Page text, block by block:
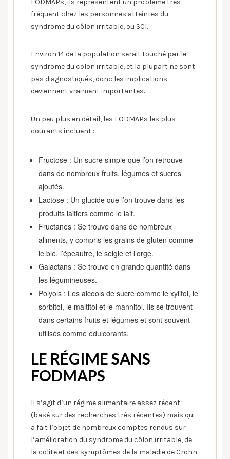
fréquent chez les personnes atteintes du
syndrome du côlon irritable, ou SCI.
Environ 14 de la population serait touché par le
syndrome du colon irritable, et la plupart ne sont
pas diagnostiqués, donc les implications
deviennent vraiment importantes.
Un peu plus en détail, les FODMAPs les plus
courants incluent :
Fructose : Un sucre simple que l’on retrouve
dans de nombreux fruits, légumes et sucres
ajoutés.
Lactose : Un glucide que l’on trouve dans les
produits laitiers comme le lait.
Fructanes : Se trouve dans de nombreux
aliments, y compris les grains de gluten comme
le blé, l’épeautre, le seigle et l’orge.
Galactans : Se trouve en grande quantité dans
les légumineuses.
Polyols : Les alcools de sucre comme le xylitol, le
sorbitol, le maltitol et le mannitol. Ils se trouvent
dans certains fruits et légumes et sont souvent
utilisés comme édulcorants.
LE RÉGIME SANS
FODMAPS
Il s’agit d’un régime alimentaire assez récent
(basé sur des recherches très récentes) mais qui
a fait l’objet de nombreux comptes rendus sur
l’amélioration du syndrome du côlon irritable, de
la colite et des symptômes de la maladie de Crohn.